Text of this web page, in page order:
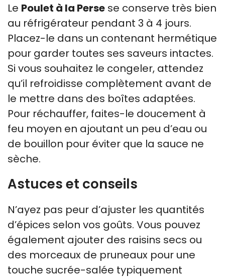
Le Poulet à la Perse se conserve très bien
au réfrigérateur pendant 3 à 4 jours.
Placez-le dans un contenant hermétique
pour garder toutes ses saveurs intactes.
Si vous souhaitez le congeler, attendez
qu’il refroidisse complètement avant de
le mettre dans des boîtes adaptées.
Pour réchauffer, faites-le doucement à
feu moyen en ajoutant un peu d’eau ou
de bouillon pour éviter que la sauce ne
sèche.
Astuces et conseils
N’ayez pas peur d’ajuster les quantités
d’épices selon vos goûts. Vous pouvez
également ajouter des raisins secs ou
des morceaux de pruneaux pour une
touche sucrée-salée typiquement